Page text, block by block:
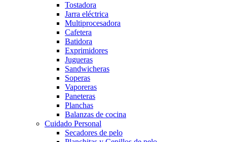
Tostadora
Jarra eléctrica
Multiprocesadora
Cafetera
Batidora
Exprimidores
Jugueras
Sandwicheras
Soperas
Vaporeras
Paneteras
Planchas
Balanzas de cocina
Cuidado Personal
Secadores de pelo